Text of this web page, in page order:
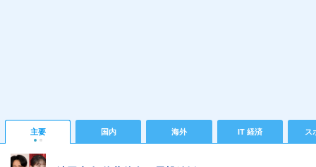
主要 国内 海外 IT 経済 ス